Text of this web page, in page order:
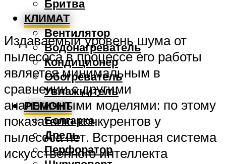
Бритва
КЛИМАТ
Вентилятор
Водонагреватель
Кондиционер
Обогреватель
Увлажнитель
РЕМОНТ
Болгарка
Дрель
Перфоратор
Издаваемый уровень шума от
пылесоса в процессе его работы
является минимальным в
сравнении с другими
аналогичными моделями: по этому
показателю конкурентов у
пылесоса нет. Встроенная система
искусственного интеллекта